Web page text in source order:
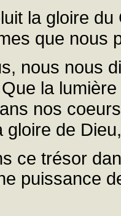
la gloire
que nous
nous nous
la
nos
gloire de
ce trésor
puissance